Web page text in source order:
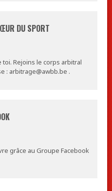
DU SPORT
toi. Rejoins le corps arbitral
: arbitrage@awbb.be .
grâce au Groupe Facebook